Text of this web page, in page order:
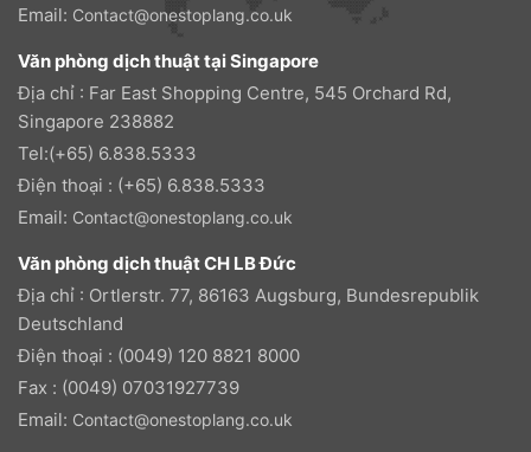
Email: Contact@onestoplang.co.uk
Văn phòng dịch thuật tại Singapore
Địa chỉ : Far East Shopping Centre, 545 Orchard Rd,
Singapore 238882
Tel:(+65) 6.838.5333
Điện thoại : (+65) 6.838.5333
Email: Contact@onestoplang.co.uk
Văn phòng dịch thuật CH LB Đức
Địa chỉ : Ortlerstr. 77, 86163 Augsburg, Bundesrepublik
Deutschland
Điện thoại : (0049) 120 8821 8000
Fax : (0049) 07031927739
Email: Contact@onestoplang.co.uk